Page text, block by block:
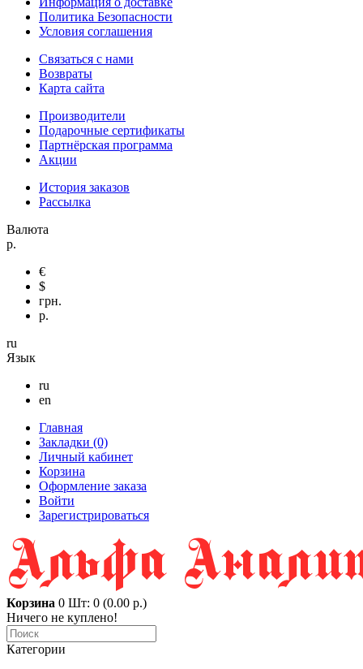
Политика Безопасности
Условия соглашения
Связаться с нами
Возвраты
Карта сайта
Производители
Подарочные сертификаты
Партнёрская программа
Акции
История заказов
Рассылка
Валюта
р.
€
$
грн.
р.
ru
Язык
ru
en
Главная
Закладки (0)
Личный кабинет
Корзина
Оформление заказа
Войти
Зарегистрироваться
Корзина 0 Шт: 0 (0.00 р.)
Ничего не куплено!
Категории